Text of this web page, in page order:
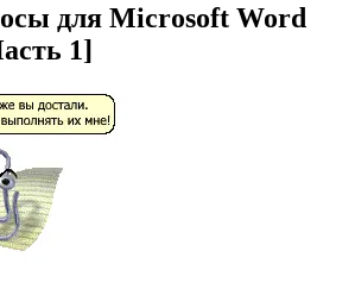
для Microsoft Word
1]